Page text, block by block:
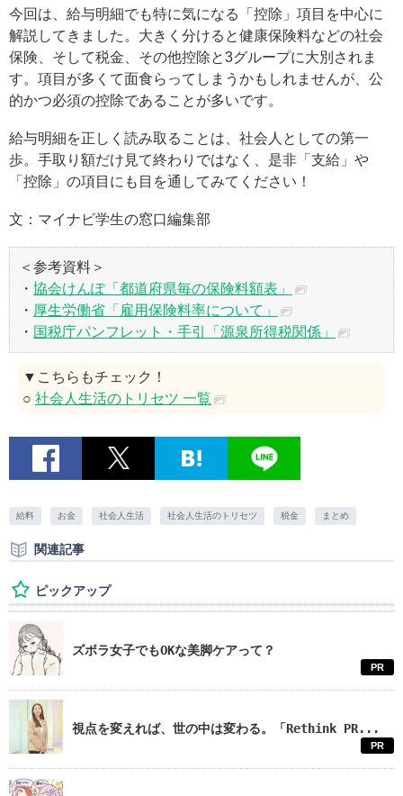
今回は、給与明細でも特に気になる「控除」項目を中心に
解説してきました。大きく分けると健康保険料などの社会
保険、そして税金、その他控除と3グループに大別されま
す。項目が多くて面食らってしまうかもしれませんが、公
的かつ必須の控除であることが多いです。
給与明細を正しく読み取ることは、社会人としての第一
歩。手取り額だけ見て終わりではなく、是非「支給」や
「控除」の項目にも目を通してみてください！
文：マイナビ学生の窓口編集部
＜参考資料＞
・ 協会けんぽ「都道府県毎の保険料額表」
・ 厚生労働省「雇用保険料率について」
・ 国税庁パンフレット・手引「源泉所得税関係」
▼こちらもチェック！
○ 社会人生活のトリセツ 一覧
給料 お金 社会人生活 社会人生活のトリセツ 税金 まとめ
関連記事
ピックアップ
ズボラ女子でもOKな美脚ケアって？
PR
視点を変えれば、世の中は変わる。「Rethink PR...
PR